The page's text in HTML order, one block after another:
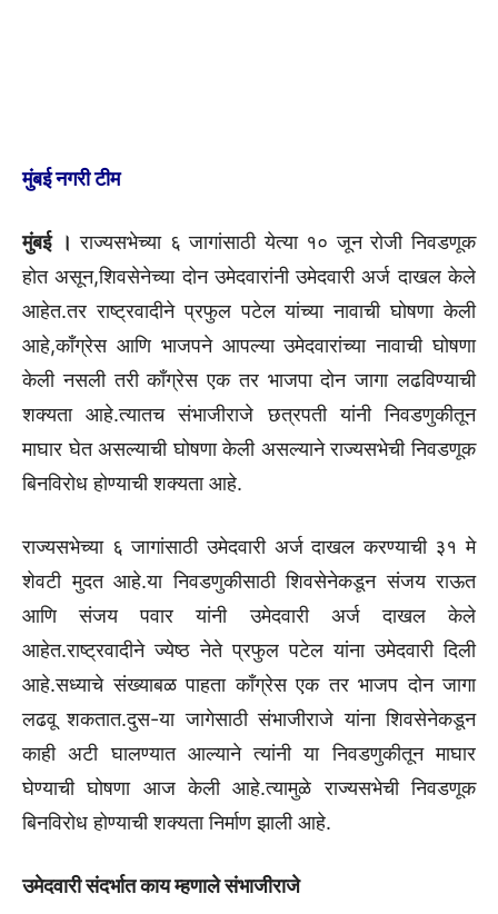
मुंबई नगरी टीम
मुंबई । राज्यसभेच्या ६ जागांसाठी येत्या १० जून रोजी निवडणूक
होत असून,शिवसेनेच्या दोन उमेदवारांनी उमेदवारी अर्ज दाखल केले
आहेत.तर राष्ट्रवादीने प्रफुल पटेल यांच्या नावाची घोषणा केली
आहे,काँग्रेस आणि भाजपने आपल्या उमेदवारांच्या नावाची घोषणा
केली नसली तरी काँग्रेस एक तर भाजपा दोन जागा लढविण्याची
शक्यता आहे.त्यातच संभाजीराजे छत्रपती यांनी निवडणुकीतून
माघार घेत असल्याची घोषणा केली असल्याने राज्यसभेची निवडणूक
बिनविरोध होण्याची शक्यता आहे.
राज्यसभेच्या ६ जागांसाठी उमेदवारी अर्ज दाखल करण्याची ३१ मे
शेवटी मुदत आहे.या निवडणुकीसाठी शिवसेनेकडून संजय राऊत
आणि संजय पवार यांनी उमेदवारी अर्ज दाखल केले
आहेत.राष्ट्रवादीने ज्येष्ठ नेते प्रफुल पटेल यांना उमेदवारी दिली
आहे.सध्याचे संख्याबळ पाहता काँग्रेस एक तर भाजप दोन जागा
लढवू शकतात.दुस-या जागेसाठी संभाजीराजे यांना शिवसेनेकडून
काही अटी घालण्यात आल्याने त्यांनी या निवडणुकीतून माघार
घेण्याची घोषणा आज केली आहे.त्यामुळे राज्यसभेची निवडणूक
बिनविरोध होण्याची शक्यता निर्माण झाली आहे.
उमेदवारी संदर्भात काय म्हणाले संभाजीराजे